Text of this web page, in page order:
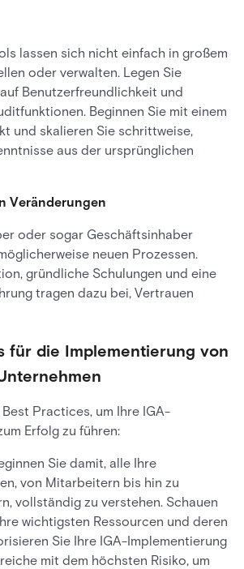
lassen sich nicht einfach in großem
oder verwalten. Legen Sie
Benutzerfreundlichkeit und
Beginnen Sie mit einem
und skalieren Sie schrittweise,
aus der ursprünglichen
Veränderungen
oder sogar Geschäftsinhaber
neuen Prozessen.
gründliche Schulungen und eine
tragen dazu bei, Vertrauen
für die Implementierung von
Practices, um Ihre IGA-
Erfolg zu führen:
Sie damit, alle Ihre
von Mitarbeitern bis hin zu
vollständig zu verstehen. Schauen
wichtigsten Ressourcen und deren
Sie Ihre IGA-Implementierung
mit dem höchsten Risiko, um